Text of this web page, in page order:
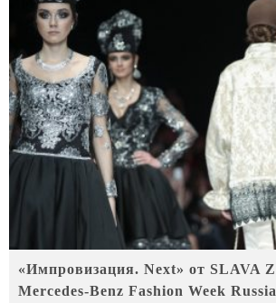
«Импровизация. Next» от SLAVA
Mercedes-Benz Fashion Week